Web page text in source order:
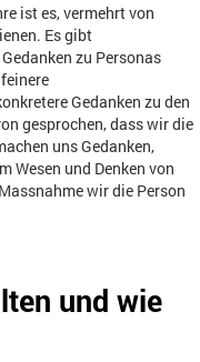
ist es, vermehrt von
Es gibt
zu Personas
Gedanken zu den
gesprochen, dass wir die
uns Gedanken,
Wesen und Denken von
wir die Person
und wie